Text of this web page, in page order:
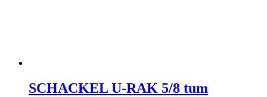
SCHACKEL U-RAK 5/8 tum